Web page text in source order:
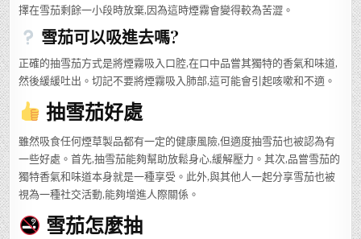
擇在雪茄剩餘一小段時放棄,因為這時煙霧會變得較為苦澀。
雪茄可以吸進去嗎?
正確的抽雪茄方式是將煙霧吸入口腔,在口中品嘗其獨特的香氣和味道,
然後緩緩吐出。切記不要將煙霧吸入肺部,這可能會引起咳嗽和不適。
抽雪茄好處
雖然吸食任何煙草製品都有一定的健康風險,但適度抽雪茄也被認為有
一些好處。首先,抽雪茄能夠幫助放鬆身心,緩解壓力。其次,品嘗雪茄的
獨特香氣和味道本身就是一種享受。此外,與其他人一起分享雪茄也被
視為一種社交活動,能夠增進人際關係。
雪茄怎麼抽